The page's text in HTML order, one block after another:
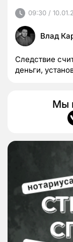
09:30 /
Влад
Следствие
деньги,
Мы